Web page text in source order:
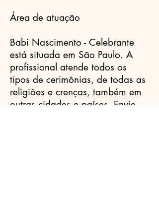
Área de atuação
Babi Nascimento - Celebrante
está situada em São Paulo. A
profissional atende todos os
tipos de cerimônias, de todas as
religiões e crenças, também em
outras cidades e países. Envie